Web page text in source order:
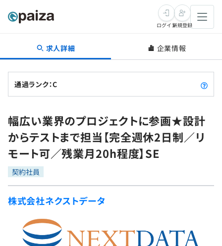
転職・キャリア
転職成功ガイド
転職エージェント
インタビュー
転職成功ガイド
新卒就活
求人検索
本選考
インターン
新卒エージェント
イベント・セミナー
学習
問題集
4択課題
ナレッジ
プログラミング言語
評価結果一覧
再チャレンジ結果一覧
ゲーム・マンガ
paiza times
ログイン新規登録
求人詳細 企業情報
通過ランク：C
幅広い業界のプロジェクトに参画★設計
からテストまで担当【完全週休2日制／リ
モート可／残業月20h程度】SE
契約社員
株式会社ネクストデータ